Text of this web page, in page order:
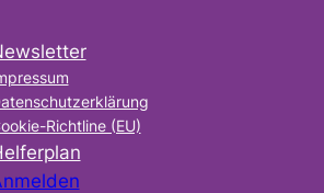
Richtline (EU)